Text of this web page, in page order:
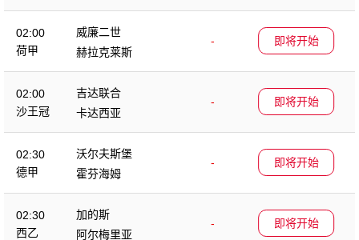
02:00
荷甲
威廉二世
-
赫拉克莱斯
即将开始
02:00
沙王冠
吉达联合
-
卡达西亚
即将开始
02:30
德甲
沃尔夫斯堡
-
霍芬海姆
即将开始
02:30
西乙
加的斯
-
阿尔梅里亚
即将开始